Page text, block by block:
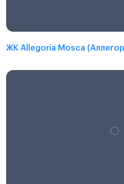
ЖК Allegoria Mosca